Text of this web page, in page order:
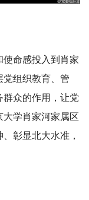
使命感投入到肖家
党组织教育、管
众的作用，让党
学肖家河家属区
彰显北大水准，